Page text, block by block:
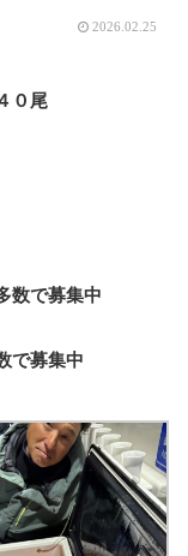
2026.02.25
０尾
数で募集中
で募集中